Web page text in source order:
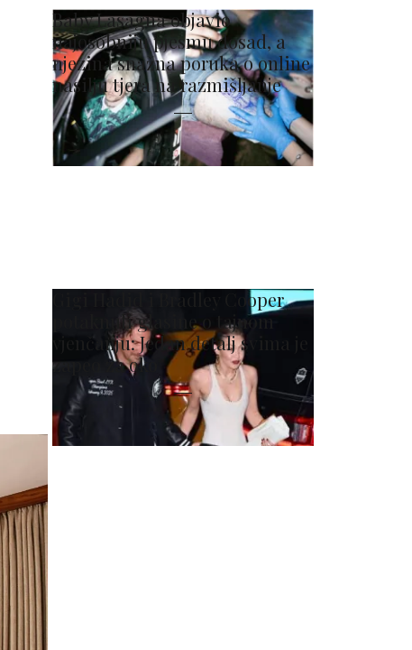
Baby Lasagna objavio
najosobniju pjesmu dosad, a
njezina snažna poruka o online
nasilju tjera na razmišljanje
Gigi Hadid i Bradley Cooper
potaknuli glasine o tajnom
vjenčanju: Jedan detalj svima je
zapeo za oko